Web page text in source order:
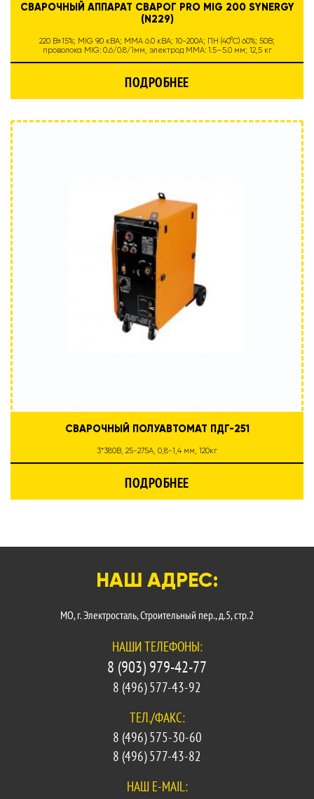
СВАРОЧНЫЙ АППАРАТ СВАРОГ PRO MIG 200 SYNERGY
(N229)
220 В±15%; MIG 9.0 кВА; MMA 6.0 кВА; 10-200А; ПН (40°C) 60%; 50В;
проволока MIG: 0.6/0.8/1мм, электрод MMA: 1.5–5.0 мм; 12,5 кг
ПОДРОБНЕЕ
СВАРОЧНЫЙ ПОЛУАВТОМАТ ПДГ-251
3*380В, 25-275А, 0,8-1,4 мм, 120кг
ПОДРОБНЕЕ
НАШ АДРЕС:
МО, г. Электросталь, Строительный пер., д.5, стр.2
НАШИ ТЕЛЕФОНЫ:
8 (903) 979-42-77
8 (496) 577-43-92
ТЕЛ./ФАКС:
8 (496) 575-30-60
8 (496) 577-43-82
НАШ E-MAIL: